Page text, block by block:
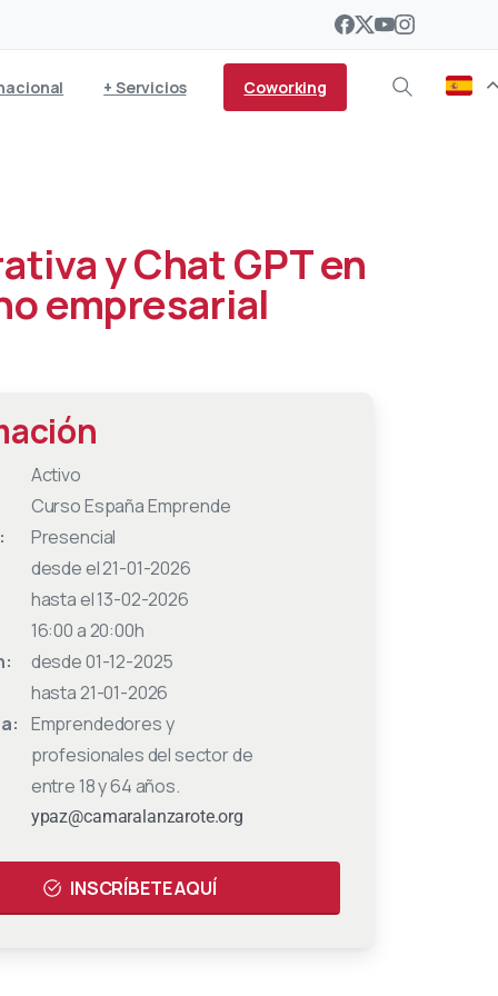
+ Servicios Coworking
y Chat GPT en
empresarial
Activo
Curso España Emprende
Presencial
desde el 21-01-2026
hasta el 13-02-2026
16:00 a 20:00h
desde 01-12-2025
hasta 21-01-2026
Emprendedores y
profesionales del sector de
entre 18 y 64 años.
ypaz@camaralanzarote.org
INSCRÍBETE AQUÍ